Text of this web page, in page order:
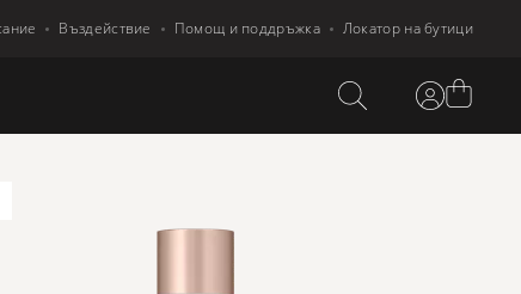
Въздействие Помощ и поддръжка Локатор на бутици